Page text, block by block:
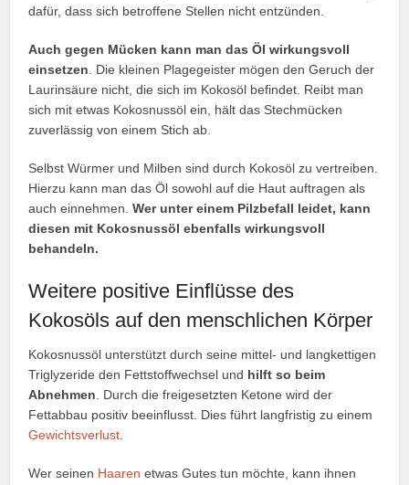
dafür, dass sich betroffene Stellen nicht entzünden.
Auch gegen Mücken kann man das Öl wirkungsvoll
einsetzen . Die kleinen Plagegeister mögen den Geruch der
Laurinsäure nicht, die sich im Kokosöl befindet. Reibt man
sich mit etwas Kokosnussöl ein, hält das Stechmücken
zuverlässig von einem Stich ab.
Selbst Würmer und Milben sind durch Kokosöl zu vertreiben.
Hierzu kann man das Öl sowohl auf die Haut auftragen als
auch einnehmen.Wer unter einem Pilzbefall leidet, kann
diesen mit Kokosnussöl ebenfalls wirkungsvoll
behandeln.
Weitere positive Einflüsse des
Kokosöls auf den menschlichen Körper
Kokosnussöl unterstützt durch seine mittel- und langkettigen
Triglyzeride den Fettstoffwechsel und hilft so beim
Abnehmen . Durch die freigesetzten Ketone wird der
Fettabbau positiv beeinflusst. Dies führt langfristig zu einem
Gewichtsverlust
Wer seinen Haaren etwas Gutes tun möchte, kann ihnen